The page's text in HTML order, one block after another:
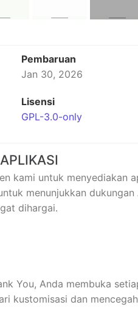
Pembaruan
Jan 30, 2026
Lisensi
GPL-3.0-only
kami untuk menyediakan
menunjukkan
dihargai.
You, Anda membuka
kustomisasi dan